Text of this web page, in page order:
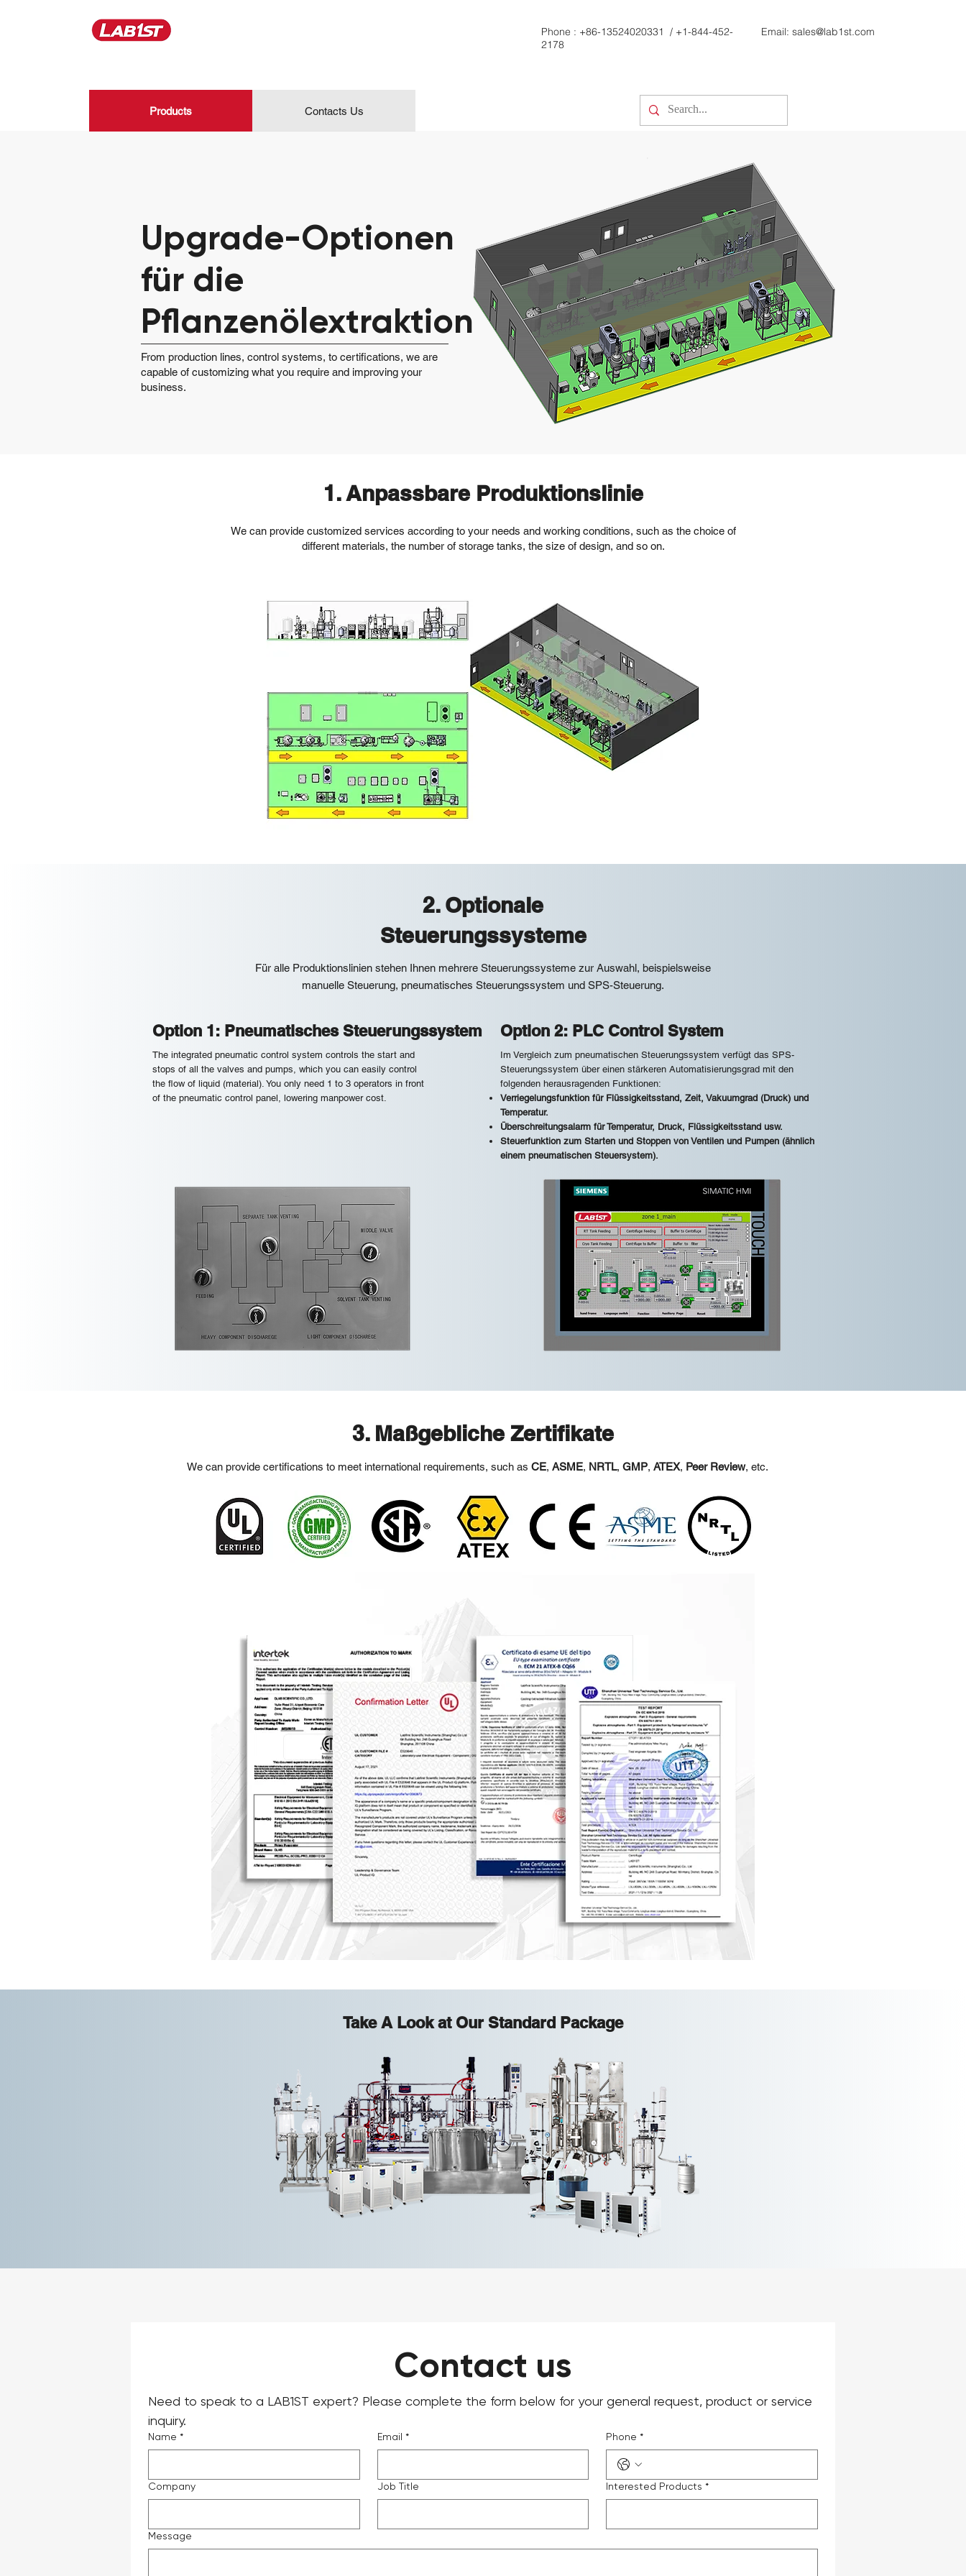
Phone : +86-13524020331 / +1-844-452-
2178
Email: sales@lab1st.com
Products Contacts Us
Upgrade-Optionen
für die
Pflanzenölextraktion
From production lines, control systems, to certifications, we are
capable of customizing what you require and improving your
business.
1. Anpassbare Produktionslinie
We can provide customized services according to your needs and working conditions, such as the choice of
different materials, the number of storage tanks, the size of design, and so on.
2. Optionale
Steuerungssysteme
Für alle Produktionslinien stehen Ihnen mehrere Steuerungssysteme zur Auswahl, beispielsweise
manuelle Steuerung, pneumatisches Steuerungssystem und SPS-Steuerung.
Option 1: Pneumatisches Steuerungssystem
The integrated pneumatic control system controls the start and
stops of all the valves and pumps, which you can easily control
the flow of liquid (material). You only need 1 to 3 operators in front
of the pneumatic control panel, lowering manpower cost.
Option 2: PLC Control System
Im Vergleich zum pneumatischen Steuerungssystem verfügt das SPS-
Steuerungssystem über einen stärkeren Automatisierungsgrad mit den
folgenden herausragenden Funktionen:
Verriegelungsfunktion für Flüssigkeitsstand, Zeit, Vakuumgrad (Druck) und
Temperatur.
Überschreitungsalarm für Temperatur, Druck, Flüssigkeitsstand usw.
Steuerfunktion zum Starten und Stoppen von Ventilen und Pumpen (ähnlich
einem pneumatischen Steuersystem).
3. Maßgebliche Zertifikate
We can provide certifications to meet international requirements, such as CE, ASME, NRTL, GMP, ATEX, Peer Review, etc.
Take A Look at Our Standard Package
Contact us
Need to speak to a LAB1ST expert? Please complete the form below for your general request, product or service
inquiry.
Name * Email * Phone *
Company Job Title Interested Products *
Message